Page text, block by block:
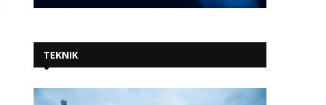
Sana, är nu allmänt...
2026-07-24
TEKNIK